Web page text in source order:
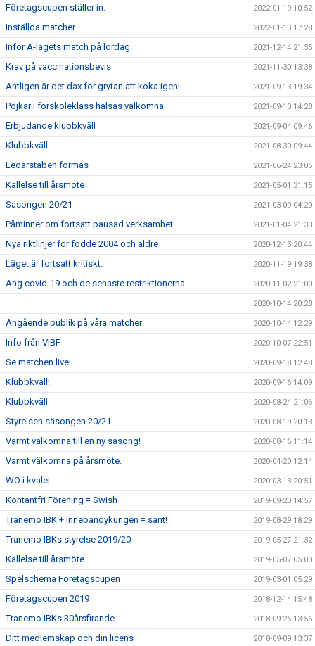
Företagscupen ställer in. 2022-01-19 10:52
Inställda matcher 2022-01-13 17:28
Inför A-lagets match på lördag. 2021-12-14 21:35
Krav på vaccinationsbevis 2021-11-30 13:38
Äntligen är det dax för grytan att koka igen! 2021-09-13 19:34
Pojkar i förskoleklass hälsas välkomna 2021-09-10 14:28
Erbjudande klubbkväll 2021-09-04 09:46
Klubbkväll 2021-08-30 09:44
Ledarstaben formas 2021-06-24 23:05
Kallelse till årsmöte 2021-05-01 21:15
Säsongen 20/21 2021-03-09 04:20
Påminner om fortsatt pausad verksamhet. 2021-01-04 21:33
Nya riktlinjer för födde 2004 och äldre 2020-12-13 20:44
Läget är fortsatt kritiskt. 2020-11-19 19:38
Ang covid-19 och de senaste restriktionerna. 2020-11-02 21:00
2020-10-14 20:28
Angående publik på våra matcher 2020-10-14 12:29
Info från VIBF 2020-10-07 22:51
Se matchen live! 2020-09-18 12:48
Klubbkväll! 2020-09-16 14:09
Klubbkväll 2020-08-24 21:06
Styrelsen säsongen 20/21 2020-08-19 20:13
Varmt välkomna till en ny säsong! 2020-08-16 11:14
Varmt välkomna på årsmöte. 2020-04-20 12:14
WO i kvalet 2020-03-13 20:51
Kontantfri Förening = Swish 2019-09-20 14:57
Tranemo IBK + Innebandykungen = sant! 2019-08-29 18:29
Tranemo IBKs styrelse 2019/20 2019-05-27 21:32
Kallelse till årsmöte 2019-05-07 05:00
Spelschema Företagscupen 2019-03-01 05:29
Företagscupen 2019 2018-12-14 15:48
Tranemo IBKs 30årsfirande 2018-09-26 13:56
Ditt medlemskap och din licens 2018-09-09 13:37